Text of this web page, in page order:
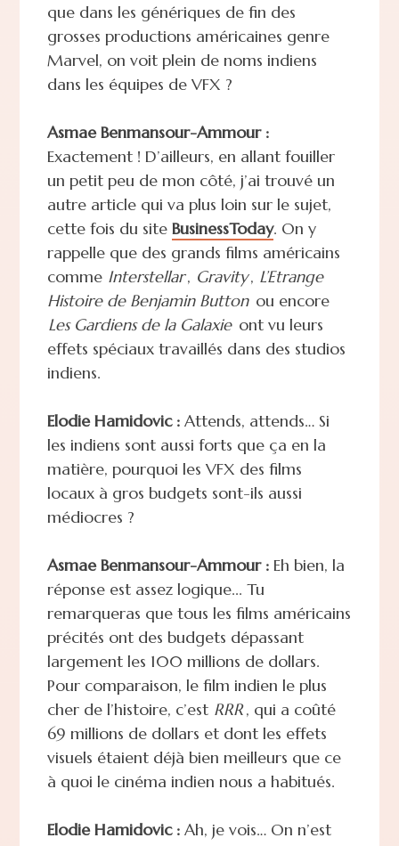
que dans les génériques de fin des
grosses productions américaines genre
Marvel, on voit plein de noms indiens
dans les équipes de VFX ?
Asmae Benmansour-Ammour :
Exactement ! D’ailleurs, en allant fouiller
un petit peu de mon côté, j’ai trouvé un
autre article qui va plus loin sur le sujet,
cette fois du site BusinessToday. On y
rappelle que des grands films américains
comme Interstellar, Gravity, L’Etrange
Histoire de Benjamin Button ou encore
Les Gardiens de la Galaxie ont vu leurs
effets spéciaux travaillés dans des studios
indiens.
Elodie Hamidovic :Attends, attends… Si
les indiens sont aussi forts que ça en la
matière, pourquoi les VFX des films
locaux à gros budgets sont-ils aussi
médiocres ?
Asmae Benmansour-Ammour :Eh bien, la
réponse est assez logique... Tu
remarqueras que tous les films américains
précités ont des budgets dépassant
largement les 100 millions de dollars.
Pour comparaison, le film indien le plus
cher de l’histoire, c’est RRR, qui a coûté
69 millions de dollars et dont les effets
visuels étaient déjà bien meilleurs que ce
à quoi le cinéma indien nous a habitués.
Elodie Hamidovic :Ah, je vois… On n’est